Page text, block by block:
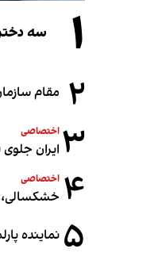
۱ سه
۲ مقام
۳ اختصاصی
ایران
۴ اختصاصی
خشکسالی،
۵ نماینده